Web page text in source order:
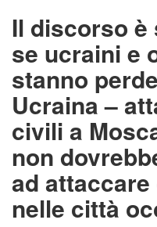
Il discorso
se ucraini e
stanno
Ucraina –
civili a
non
ad
nelle città